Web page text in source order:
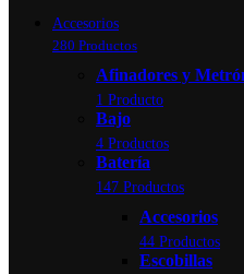
Accesorios
280 Productos
Afinadores y
1 Producto
Bajo
4 Productos
Batería
147 Productos
Accesorios
44 Productos
Escobillas